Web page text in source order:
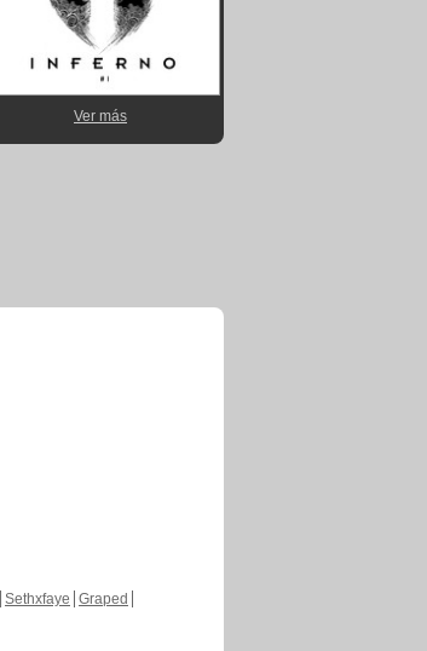
Ver más
Sethxfaye Graped